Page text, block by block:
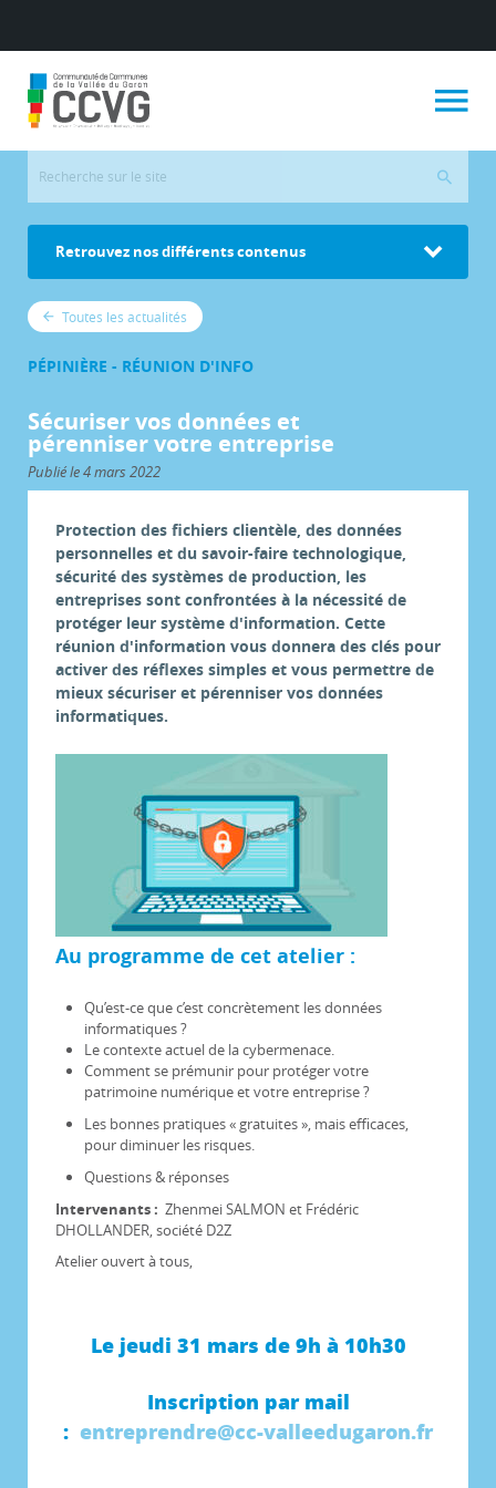
Retrouvez nos différents contenus
Toutes les actualités
PÉPINIÈRE - RÉUNION D'INFO
Sécuriser vos données et
pérenniser votre entreprise
Publié le 4 mars 2022
Protection des fichiers clientèle, des données
personnelles et du savoir-faire technologique,
sécurité des systèmes de production, les
entreprises sont confrontées à la nécessité de
protéger leur système d'information. Cette
réunion d'information vous donnera des clés pour
activer des réflexes simples et vous permettre de
mieux sécuriser et pérenniser vos données
informatiques.
Au programme de cet atelier :
Qu’est-ce que c’est concrètement les données
informatiques ?
Le contexte actuel de la cybermenace.
Comment se prémunir pour protéger votre
patrimoine numérique et votre entreprise ?
Les bonnes pratiques « gratuites », mais efficaces,
pour diminuer les risques.
Questions & réponses
Intervenants : Zhenmei SALMON et Frédéric
DHOLLANDER, société D2Z
Atelier ouvert à tous,
Le jeudi 31 mars de 9h à 10h30
Inscription par mail
: entreprendre@cc-valleedugaron.fr